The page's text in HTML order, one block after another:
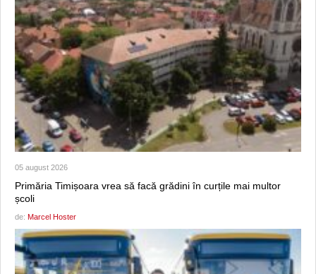
05 august 2026
Primăria Timișoara vrea să facă grădini în curțile mai multor
școli
de: Marcel Hoster